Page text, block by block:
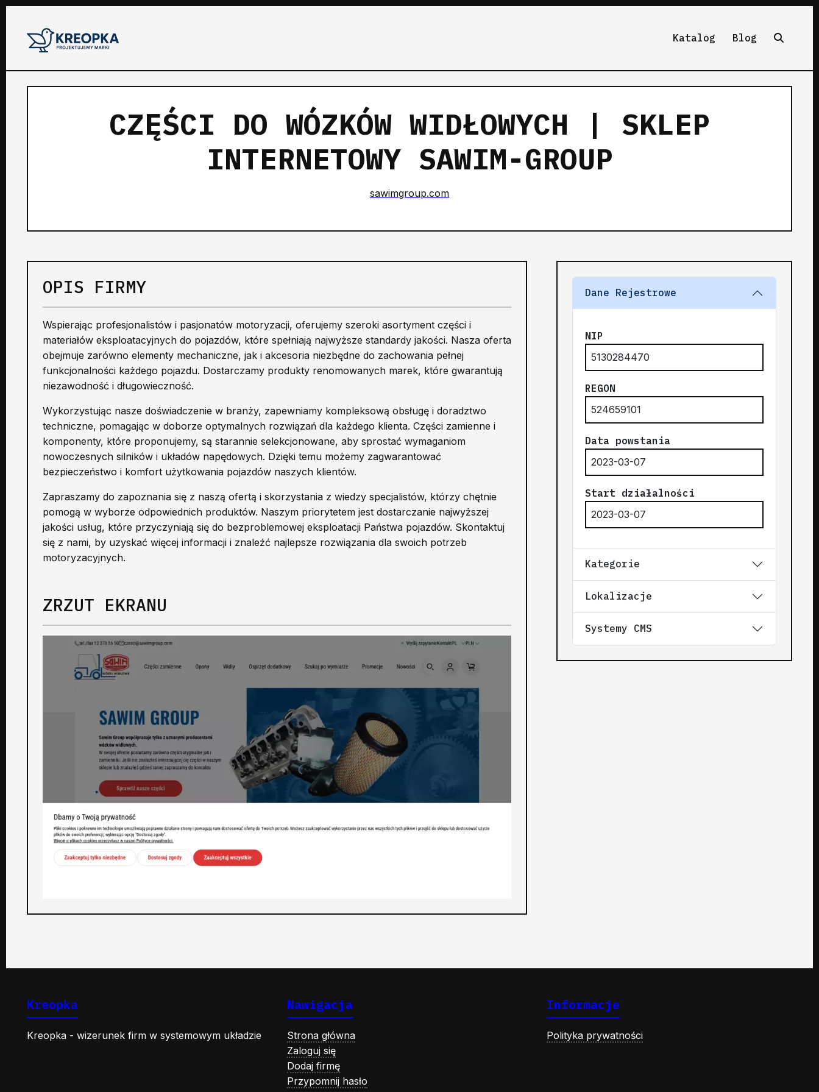
Katalog Blog
CZĘŚCI DO WÓZKÓW WIDŁOWYCH | SKLEP
INTERNETOWY SAWIM-GROUP
sawimgroup.com
OPIS FIRMY
Wspierając profesjonalistów i pasjonatów motoryzacji, oferujemy szeroki asortyment części i
materiałów eksploatacyjnych do pojazdów, które spełniają najwyższe standardy jakości. Nasza oferta
obejmuje zarówno elementy mechaniczne, jak i akcesoria niezbędne do zachowania pełnej
funkcjonalności każdego pojazdu. Dostarczamy produkty renomowanych marek, które gwarantują
niezawodność i długowieczność.
Wykorzystując nasze doświadczenie w branży, zapewniamy kompleksową obsługę i doradztwo
techniczne, pomagając w doborze optymalnych rozwiązań dla każdego klienta. Części zamienne i
komponenty, które proponujemy, są starannie selekcjonowane, aby sprostać wymaganiom
nowoczesnych silników i układów napędowych. Dzięki temu możemy zagwarantować
bezpieczeństwo i komfort użytkowania pojazdów naszych klientów.
Zapraszamy do zapoznania się z naszą ofertą i skorzystania z wiedzy specjalistów, którzy chętnie
pomogą w wyborze odpowiednich produktów. Naszym priorytetem jest dostarczanie najwyższej
jakości usług, które przyczyniają się do bezproblemowej eksploatacji Państwa pojazdów. Skontaktuj
się z nami, by uzyskać więcej informacji i znaleźć najlepsze rozwiązania dla swoich potrzeb
motoryzacyjnych.
ZRZUT EKRANU
Dane Rejestrowe
NIP
5130284470
REGON
524659101
Data powstania
2023-03-07
Start działalności
2023-03-07
Kategorie
Lokalizacje
Systemy CMS
Kreopka
Kreopka - wizerunek firm w systemowym układzie
Nawigacja
Strona główna
Zaloguj się
Dodaj firmę
Przypomnij hasło
Informacje
Polityka prywatności